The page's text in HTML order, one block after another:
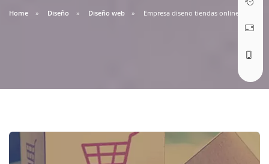
Home Diseño Diseño web Empresa diseno tiendas online
ABRIR TICKET